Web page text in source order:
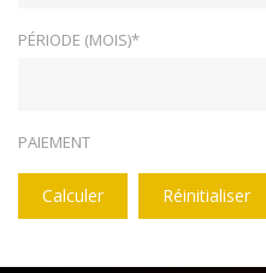
PÉRIODE (MOIS)*
PAIEMENT
Calculer Réinitialiser